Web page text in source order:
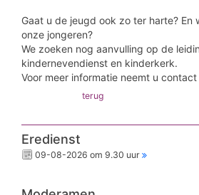
Gaat u de jeugd ook zo ter harte? En
onze jongeren?
We zoeken nog aanvulling op de
kindernevendienst en kinderkerk.
Voor meer informatie neemt u
terug
Eredienst
09-08-2026 om 9.30 uur